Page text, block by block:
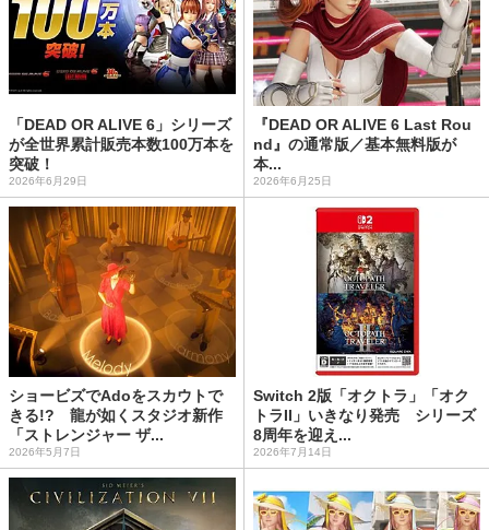
「DEAD OR ALIVE 6」シリーズ
が全世界累計販売本数100万本を
突破！
2026年6月29日
『DEAD OR ALIVE 6 Last Rou
nd』の通常版／基本無料版が
本...
2026年6月25日
ショービズでAdoをスカウトで
きる!? 龍が如くスタジオ新作
「ストレンジャー ザ...
2026年5月7日
Switch 2版「オクトラ」「オク
トラII」いきなり発売 シリーズ
8周年を迎え...
2026年7月14日